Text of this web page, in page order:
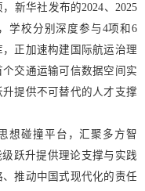
新华社发布的2024、2025
学校分别深度参与4项和6
正加速构建国际航运治理
交通运输可信数据空间实
提供不可替代的人才支撑
想碰撞平台，汇聚多方智
跃升提供理论支撑与实践
推动中国式现代化的责任